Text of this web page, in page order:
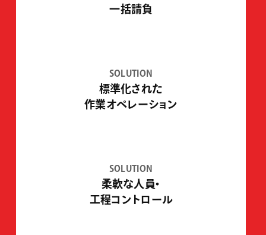
一括請負
SOLUTION
標準化された
作業オペレーション
SOLUTION
柔軟な人員・
工程コントロール